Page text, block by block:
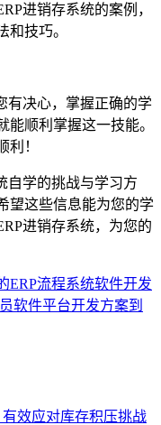
进销存系统的案例，
和技巧。
有决心，掌握正确的学
顺利掌握这一技能。
利！
自学的挑战与学习方
望这些信息能为您的学
进销存系统，为您的
ERP流程系统软件开发
软件平台开发方案到
效应对库存积压挑战